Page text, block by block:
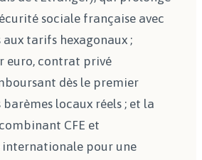
sociale française avec
tarifs hexagonaux ;
euro, contrat privé
dès le premier
locaux réels ; et la
CFE et
pour une